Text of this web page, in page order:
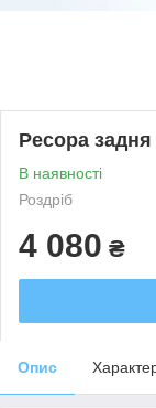
Ресора задня
В наявності
Роздріб
4 080 ₴
Опис